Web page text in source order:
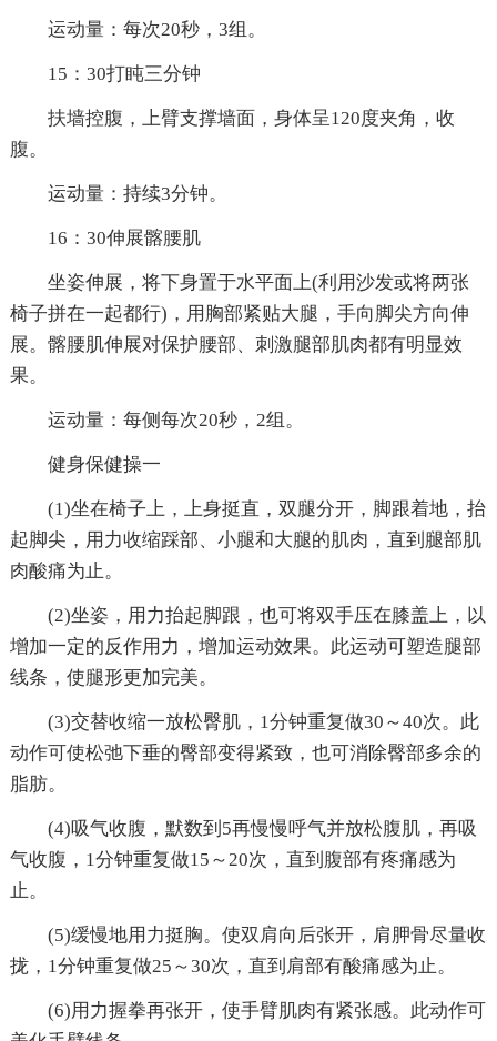
运动量：每次20秒，3组。
15：30打盹三分钟
扶墙控腹，上臂支撑墙面，身体呈120度夹角，收
腹。
运动量：持续3分钟。
16：30伸展髂腰肌
坐姿伸展，将下身置于水平面上(利用沙发或将两张
椅子拼在一起都行)，用胸部紧贴大腿，手向脚尖方向伸
展。髂腰肌伸展对保护腰部、刺激腿部肌肉都有明显效
果。
运动量：每侧每次20秒，2组。
健身保健操一
(1)坐在椅子上，上身挺直，双腿分开，脚跟着地，抬
起脚尖，用力收缩踩部、小腿和大腿的肌肉，直到腿部肌
肉酸痛为止。
(2)坐姿，用力抬起脚跟，也可将双手压在膝盖上，以
增加一定的反作用力，增加运动效果。此运动可塑造腿部
线条，使腿形更加完美。
(3)交替收缩一放松臀肌，1分钟重复做30～40次。此
动作可使松弛下垂的臀部变得紧致，也可消除臀部多余的
脂肪。
(4)吸气收腹，默数到5再慢慢呼气并放松腹肌，再吸
气收腹，1分钟重复做15～20次，直到腹部有疼痛感为
止。
(5)缓慢地用力挺胸。使双肩向后张开，肩胛骨尽量收
拢，1分钟重复做25～30次，直到肩部有酸痛感为止。
(6)用力握拳再张开，使手臂肌肉有紧张感。此动作可